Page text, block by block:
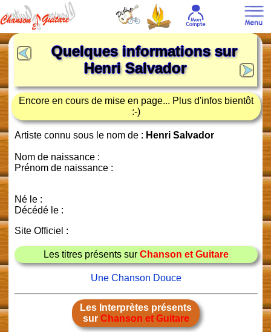
Quelques informations sur
Henri Salvador
Encore en cours de mise en page... Plus d'infos bientôt
:-)
Artiste connu sous le nom de : Henri Salvador
Nom de naissance :
Prénom de naissance :
Né le :
Décédé le :
Site Officiel :
Les titres présents sur Chanson et Guitare
Une Chanson Douce
Les Interprètes présents
sur Chanson et Guitare